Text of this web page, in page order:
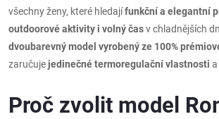
všechny ženy, které hledajífunkční a elegantní
outdoorové aktivity i volný časv chladnějších
dvoubarevný model vyrobený ze 100%
zaručuje jedinečné termoregulační vlastnosti
Proč zvolit model